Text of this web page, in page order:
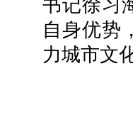
书记徐习
自身优势
力城市文